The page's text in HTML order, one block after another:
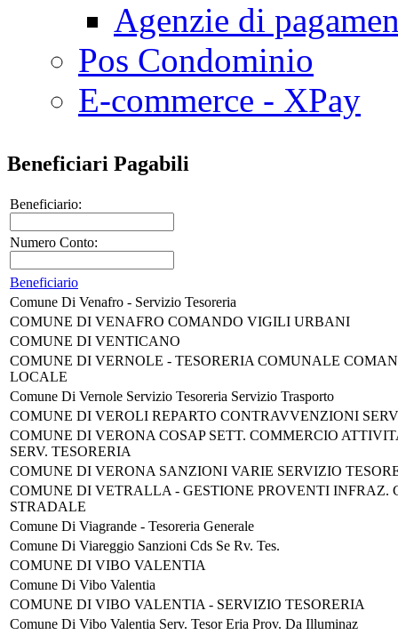
Agenzie di
Pos Condominio
E-commerce - XPay
Beneficiari Pagabili
Beneficiario:
Numero Conto:
Beneficiario
Comune Di Venafro - Servizio Tesoreria
COMUNE DI VENAFRO COMANDO VIGILI URBANI
COMUNE DI VENTICANO
COMUNE DI VERNOLE - TESORERIA COMUNALE
LOCALE
Comune Di Vernole Servizio Tesoreria Servizio Trasporto
COMUNE DI VEROLI REPARTO CONTRAVVENZIONI
COMUNE DI VERONA COSAP SETT. COMMERCIO
SERV. TESORERIA
COMUNE DI VERONA SANZIONI VARIE SERVIZIO
COMUNE DI VETRALLA - GESTIONE PROVENTI INFRAZ.
STRADALE
Comune Di Viagrande - Tesoreria Generale
Comune Di Viareggio Sanzioni Cds Se Rv. Tes.
COMUNE DI VIBO VALENTIA
Comune Di Vibo Valentia
COMUNE DI VIBO VALENTIA - SERVIZIO TESORERIA
Comune Di Vibo Valentia Serv. Tesor Eria Prov. Da Illuminaz